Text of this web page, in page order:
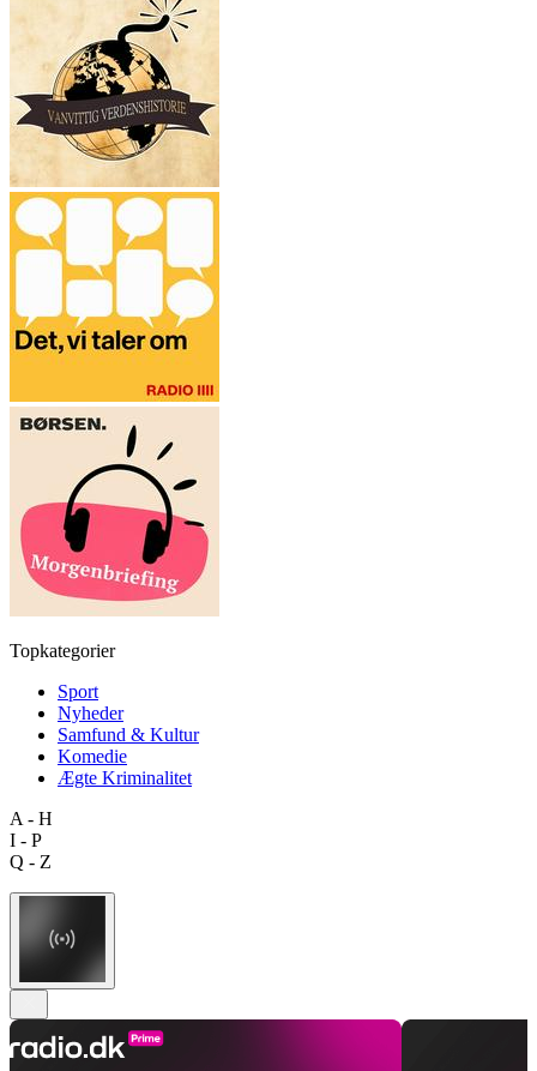
Topkategorier
Sport
Nyheder
Samfund & Kultur
Komedie
Ægte Kriminalitet
A - H
I - P
Q - Z